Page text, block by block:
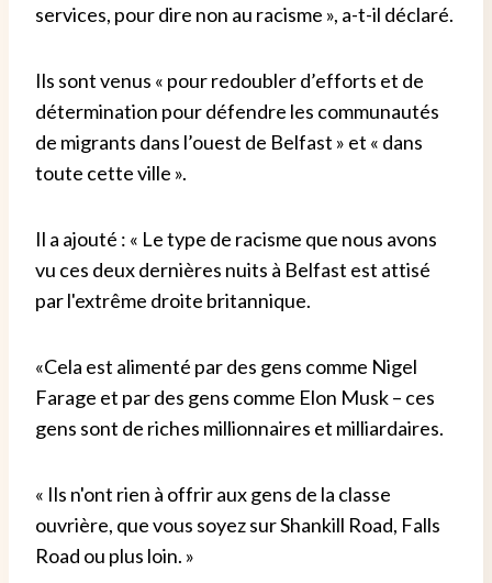
services, pour dire non au racisme », a-t-il déclaré.
Ils sont venus « pour redoubler d’efforts et de
détermination pour défendre les communautés
de migrants dans l’ouest de Belfast » et « dans
toute cette ville ».
Il a ajouté : « Le type de racisme que nous avons
vu ces deux dernières nuits à Belfast est attisé
par l'extrême droite britannique.
«Cela est alimenté par des gens comme Nigel
Farage et par des gens comme Elon Musk – ces
gens sont de riches millionnaires et milliardaires.
« Ils n'ont rien à offrir aux gens de la classe
ouvrière, que vous soyez sur Shankill Road, Falls
Road ou plus loin. »